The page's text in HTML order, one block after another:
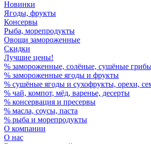
Новинки
Ягоды, фрукты
Консервы
Рыба, морепродукты
Овощи замороженные
Скидки
Лучшие цены!
% замороженные, солёные, сушёные
% замороженные ягоды и фрукты
% сушёные ягоды и сухофрукты, орехи,
% чай, компот, мёд, варенье, десерты
% консервация и пресервы
% масла, соусы, паста
% рыба и морепродукты
О компании
О нас